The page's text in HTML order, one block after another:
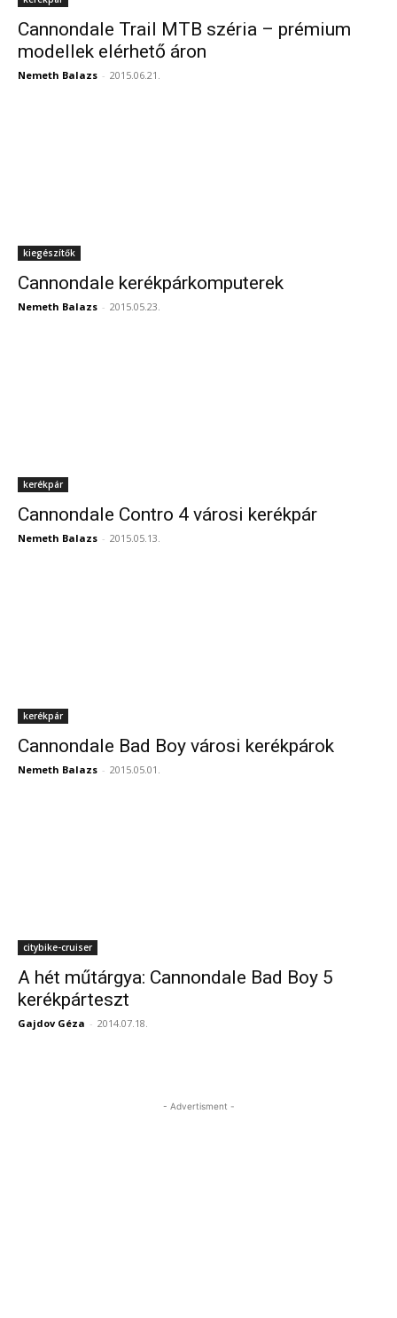
Cannondale Trail MTB széria – prémium
modellek elérhető áron
Nemeth Balazs - 2015.06.21.
kiegészítők
Cannondale kerékpárkomputerek
Nemeth Balazs - 2015.05.23.
kerékpár
Cannondale Contro 4 városi kerékpár
Nemeth Balazs - 2015.05.13.
kerékpár
Cannondale Bad Boy városi kerékpárok
Nemeth Balazs - 2015.05.01.
citybike-cruiser
A hét műtárgya: Cannondale Bad Boy 5
kerékpárteszt
Gajdov Géza - 2014.07.18.
- Advertisment -